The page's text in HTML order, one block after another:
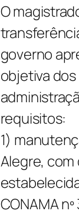
O
governo
objetiva
requisitos:
1)
Alegre,
CONAMA